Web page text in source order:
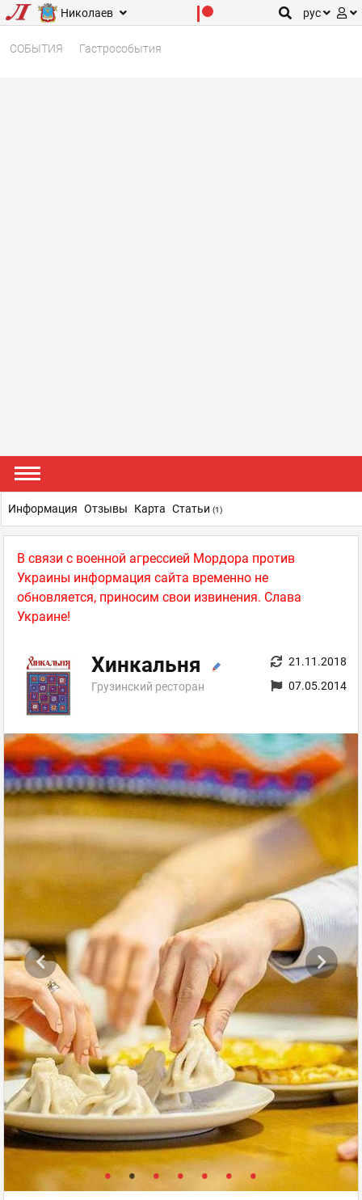
Николаев рус
СОБЫТИЯ Гастрособытия
В связи с военной агрессией Мордора против
Украины информация сайта временно не
обновляется, приносим свои извинения. Слава
Украине!
Хинкальня
Грузинский ресторан
21.11.2018
07.05.2014
Информация Отзывы Карта Статьи (1)